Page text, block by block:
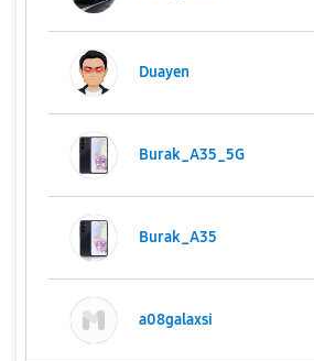
Duayen
Burak_A35_5G
Burak_A35
a08galaxsi